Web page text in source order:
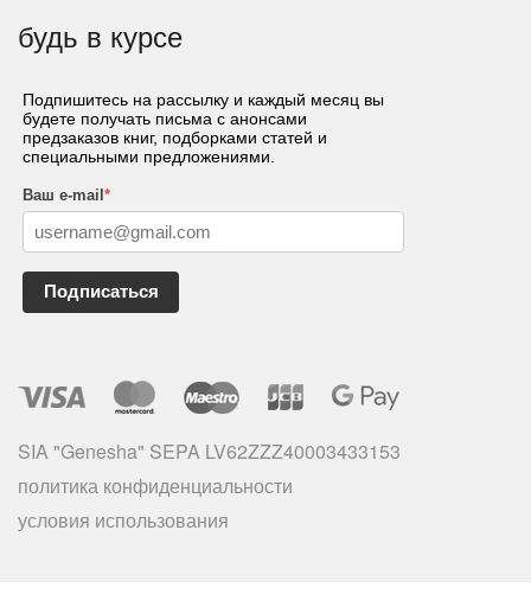
будь в курсе
Подпишитесь на рассылку и каждый месяц вы
будете получать письма с анонсами
предзаказов книг, подборками статей и
специальными предложениями.
Ваш e-mail *
Подписаться
SIA "Genesha" SEPA LV62ZZZ40003433153
политика конфиденциальности
условия использования